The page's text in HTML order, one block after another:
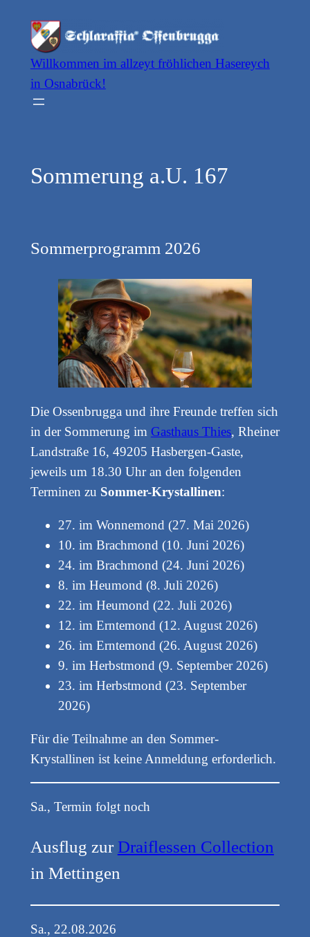
Inhalt
springen
Willkommen im allzeyt fröhlichen Hasereych
in Osnabrück!
Sommerung a.U. 167
Sommerprogramm 2026
Die Ossenbrugga und ihre Freunde treffen sich
in der Sommerung im Gasthaus Thies, Rheiner
Landstraße 16, 49205 Hasbergen-Gaste,
jeweils um 18.30 Uhr an den folgenden
Terminen zu Sommer-Krystallinen:
27. im Wonnemond (27. Mai 2026)
10. im Brachmond (10. Juni 2026)
24. im Brachmond (24. Juni 2026)
8. im Heumond (8. Juli 2026)
22. im Heumond (22. Juli 2026)
12. im Erntemond (12. August 2026)
26. im Erntemond (26. August 2026)
9. im Herbstmond (9. September 2026)
23. im Herbstmond (23. September
2026)
Für die Teilnahme an den Sommer-
Krystallinen ist keine Anmeldung erforderlich.
Sa., Termin folgt noch
Ausflug zur Draiflessen Collection
in Mettingen
Sa., 22.08.2026